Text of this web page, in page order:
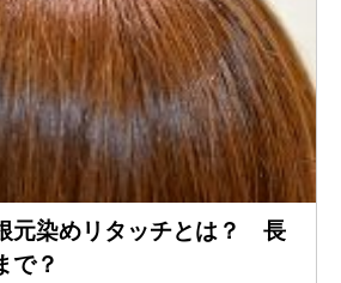
元染めリタッチとは？ 長
で？